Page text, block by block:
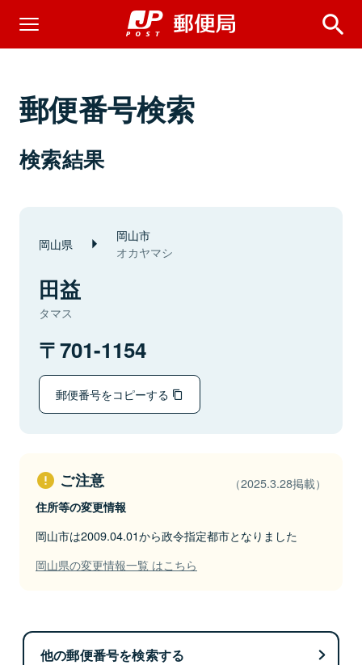
郵便番号検索
検索結果
岡山県 岡山市
オカヤマシ
田益
タマス
701-1154
郵便番号をコピーする
ご注意 （2025.3.28掲載）
住所等の変更情報
岡山市は2009.04.01から政令指定都市となりました
岡山県の変更情報一覧 はこちら
他の郵便番号を検索する